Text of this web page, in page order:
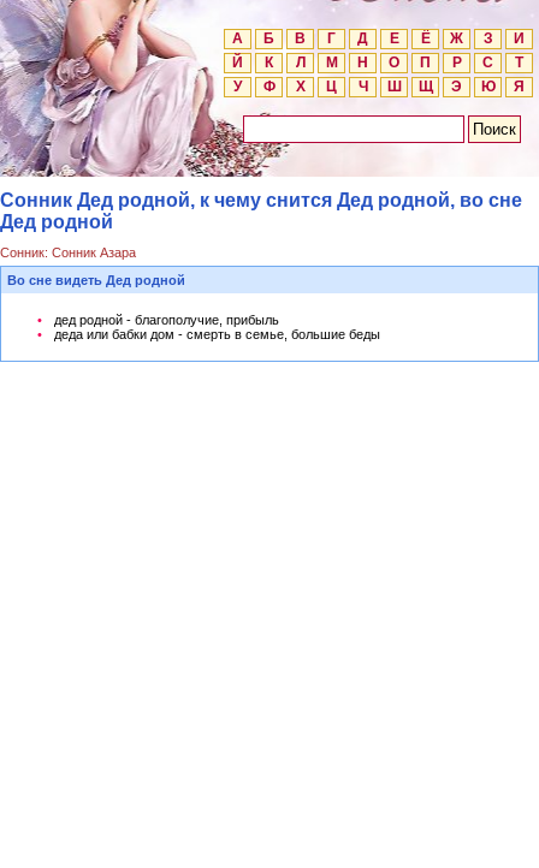
А Б В Г Д Е Ё Ж З
И
Й
К Л М Н О П Р С
Т
У
Ф Х Ц Ч Ш Щ Э Ю Я
Сонник Дед родной, к чему снится Дед родной, во сне
Дед родной
Сонник: Сонник Азара
Во сне видеть Дед родной
дед родной - благополучие, прибыль
деда или бабки дом - смерть в семье, большие беды